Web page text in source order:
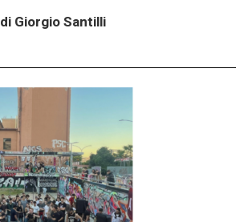
di Giorgio Santilli